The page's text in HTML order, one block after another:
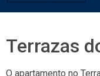
Terrazas
O apartamento no